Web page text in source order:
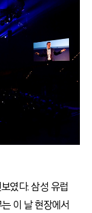
였다. 삼성 유럽
이 날 현장에서